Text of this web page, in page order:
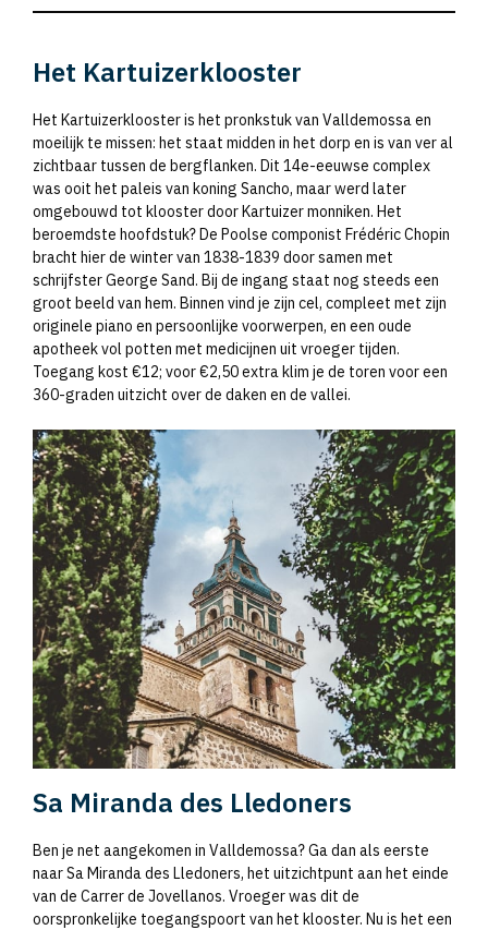
Het Kartuizerklooster
Het Kartuizerklooster is het pronkstuk van Valldemossa en
moeilijk te missen: het staat midden in het dorp en is van ver al
zichtbaar tussen de bergflanken. Dit 14e-eeuwse complex
was ooit het paleis van koning Sancho, maar werd later
omgebouwd tot klooster door Kartuizer monniken. Het
beroemdste hoofdstuk? De Poolse componist Frédéric Chopin
bracht hier de winter van 1838-1839 door samen met
schrijfster George Sand. Bij de ingang staat nog steeds een
groot beeld van hem. Binnen vind je zijn cel, compleet met zijn
originele piano en persoonlijke voorwerpen, en een oude
apotheek vol potten met medicijnen uit vroeger tijden.
Toegang kost €12; voor €2,50 extra klim je de toren voor een
360-graden uitzicht over de daken en de vallei.
Sa Miranda des Lledoners
Ben je net aangekomen in Valldemossa? Ga dan als eerste
naar Sa Miranda des Lledoners, het uitzichtpunt aan het einde
van de Carrer de Jovellanos. Vroeger was dit de
oorspronkelijke toegangspoort van het klooster. Nu is het een